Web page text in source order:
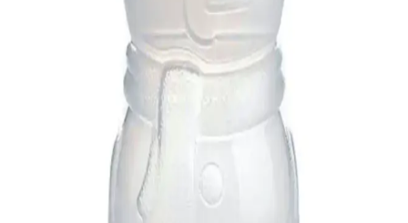
sıkma işlemlerini kolaylaştırır, tekrar kullanılabilir özelliğiyle
ekonomik ve çevre dostudur.
QNİAY Silikon Dondurma Kalıbı Magnum Modeli
Sağlıklı ve Dayanıklı Mutfak Arkadaşı
Yüksek kaliteli silikon malzemeden üretilen QNİAY Magnum
modeli dondurma kalıbı, sağlıklı, dayanıklı ve kolay temizlenebilir
özellikleriyle mutfağınızın vazgeçilmezi olur.
Confidence Home Dijital Baskılı Kaymaz Tabanlı
Yıkanabilir Salon Halısı Özellikleri